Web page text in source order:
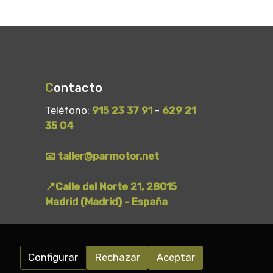
Contacto
Teléfono: 915 23 37 91- 629 21
35 04
📧 taller@parmotor.net
📍Calle del Norte 21, 28015
Madrid (Madrid) - España
Configurar Rechazar Aceptar